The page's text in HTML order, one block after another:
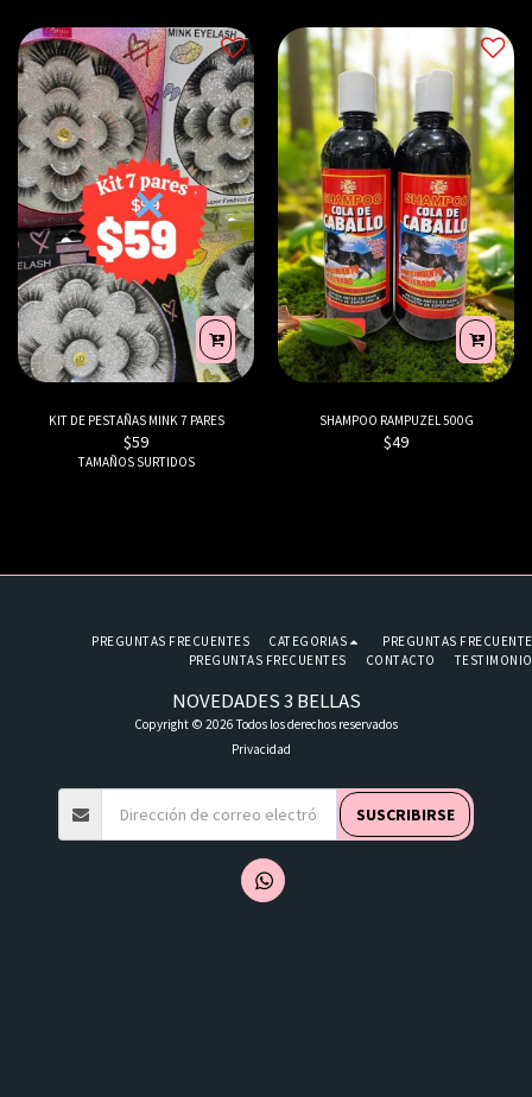
KIT DE PESTAÑAS MINK 7 PARES
$59
TAMAÑOS SURTIDOS
SHAMPOO RAMPUZEL 500G
$49
NOVEDADES 3 BELLAS
Copyright © 2026 Todos los derechos reservados
Privacidad
PREGUNTAS FRECUENTES CATEGORIAS
PREGUNTAS
PREGUNTAS FRECUENTES
CONTACTO
SUSCRIBIRSE